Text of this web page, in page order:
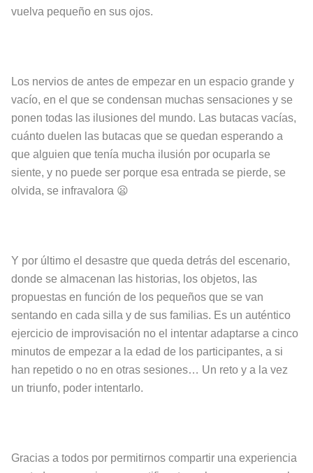
vuelva pequeño en sus ojos.
Los nervios de antes de empezar en un espacio grande y
vacío, en el que se condensan muchas sensaciones y se
ponen todas las ilusiones del mundo. Las butacas vacías,
cuánto duelen las butacas que se quedan esperando a
que alguien que tenía mucha ilusión por ocuparla se
siente, y no puede ser porque esa entrada se pierde, se
olvida, se infravalora 😦
Y por último el desastre que queda detrás del escenario,
donde se almacenan las historias, los objetos, las
propuestas en función de los pequeños que se van
sentando en cada silla y de sus familias. Es un auténtico
ejercicio de improvisación no el intentar adaptarse a cinco
minutos de empezar a la edad de los participantes, a si
han repetido o no en otras sesiones… Un reto y a la vez
un triunfo, poder intentarlo.
Gracias a todos por permitirnos compartir una experiencia